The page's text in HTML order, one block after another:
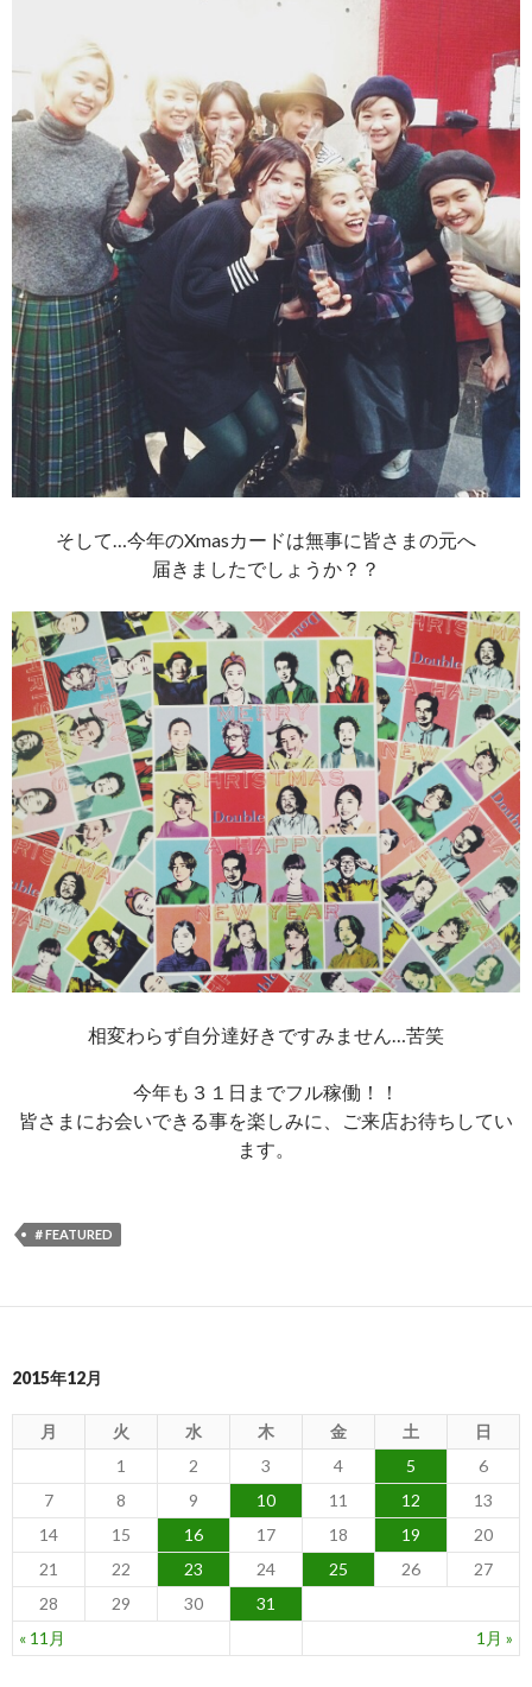
そして…今年のXmasカードは無事に皆さまの元へ
届きましたでしょうか？？
相変わらず自分達好きですみません…苦笑
今年も３１日までフル稼働！！
皆さまにお会いできる事を楽しみに、ご来店お待ちしてい
ます。
＃FEATURED
2015年12月
月 火 水 木 金 土 日
« 11月 1月 »
1 2 3 4 5
6
7
8 9 10 11 12
13
14
15 16 17 18 19
20
21
22 23 24 25 26
27
28
29 30 31